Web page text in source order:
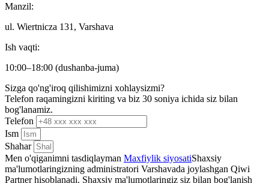
Manzil:
ul. Wiertnicza 131, Varshava
Ish vaqti:
10:00–18:00 (dushanba-juma)
Sizga qo'ng'iroq qilishimizni xohlaysizmi?
Telefon raqamingizni kiriting va biz 30 soniya ichida siz bilan
bog'lanamiz.
Telefon
Ism
Shahar
Men o'qiganimni tasdiqlayman Maxfiylik siyosatiShaxsiy
ma'lumotlaringizning administratori Varshavada joylashgan Qiwi
Partner hisoblanadi. Shaxsiy ma'lumotlaringiz siz bilan bog'lanish